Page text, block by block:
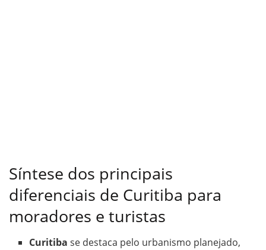
Síntese dos principais
diferenciais de Curitiba para
moradores e turistas
Curitiba se destaca pelo urbanismo planejado,